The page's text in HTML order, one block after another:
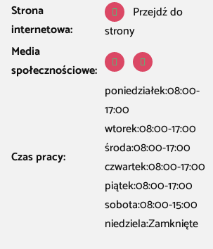
Strona
internetowa:
Przejdź do
strony
Media
społecznościowe:
Czas pracy:
poniedziałek:08:00-
17:00
wtorek:08:00-17:00
środa:08:00-17:00
czwartek:08:00-17:00
piątek:08:00-17:00
sobota:08:00-15:00
niedziela:Zamknięte